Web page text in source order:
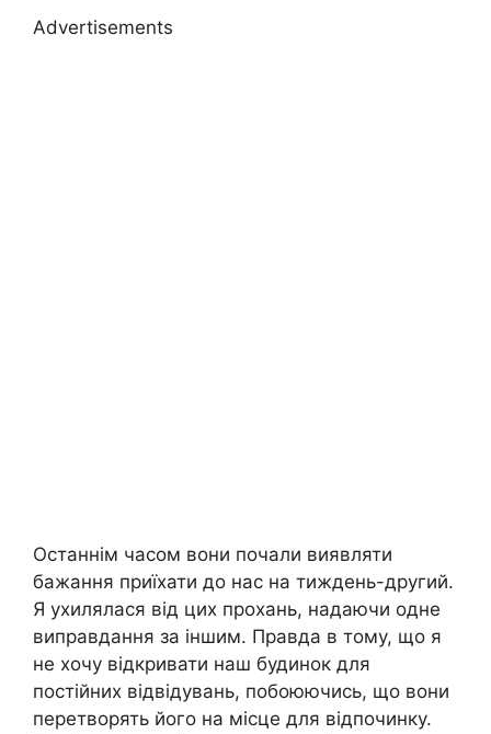
Advertisements
Останнім часом вони почали виявляти
бажання приїхати до нас на тиждень-другий.
Я ухилялася від цих прохань, надаючи одне
виправдання за іншим. Правда в тому, що я
не хочу відкривати наш будинок для
постійних відвідувань, побоюючись, що вони
перетворять його на місце для відпочинку.